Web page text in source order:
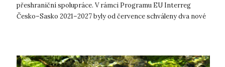
přeshraniční spolupráce. V rámci Programu EU Interreg
Česko–Sasko 2021–2027 byly od července schváleny dva nové